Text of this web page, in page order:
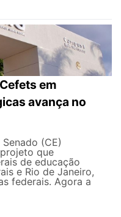
em
avança no
(CE)
que
de educação
e Rio de Janeiro,
federais. Agora a